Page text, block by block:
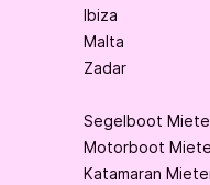
Ibiza
Malta
Zadar
Segelboot
Motorboot
Katamaran